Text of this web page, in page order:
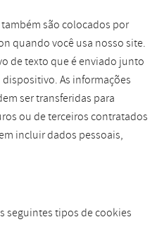
são colocados por
quando você usa nosso site.
de texto que é enviado junto
As informações
ser transferidas para
ou de terceiros contratados
incluir dados pessoais,
seguintes tipos de cookies